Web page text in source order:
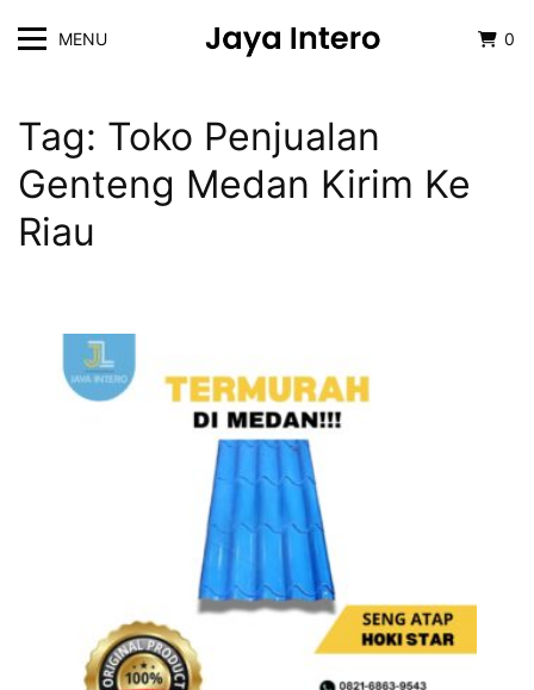
MENU 0
Tag: Toko Penjualan
Genteng Medan Kirim Ke
Riau